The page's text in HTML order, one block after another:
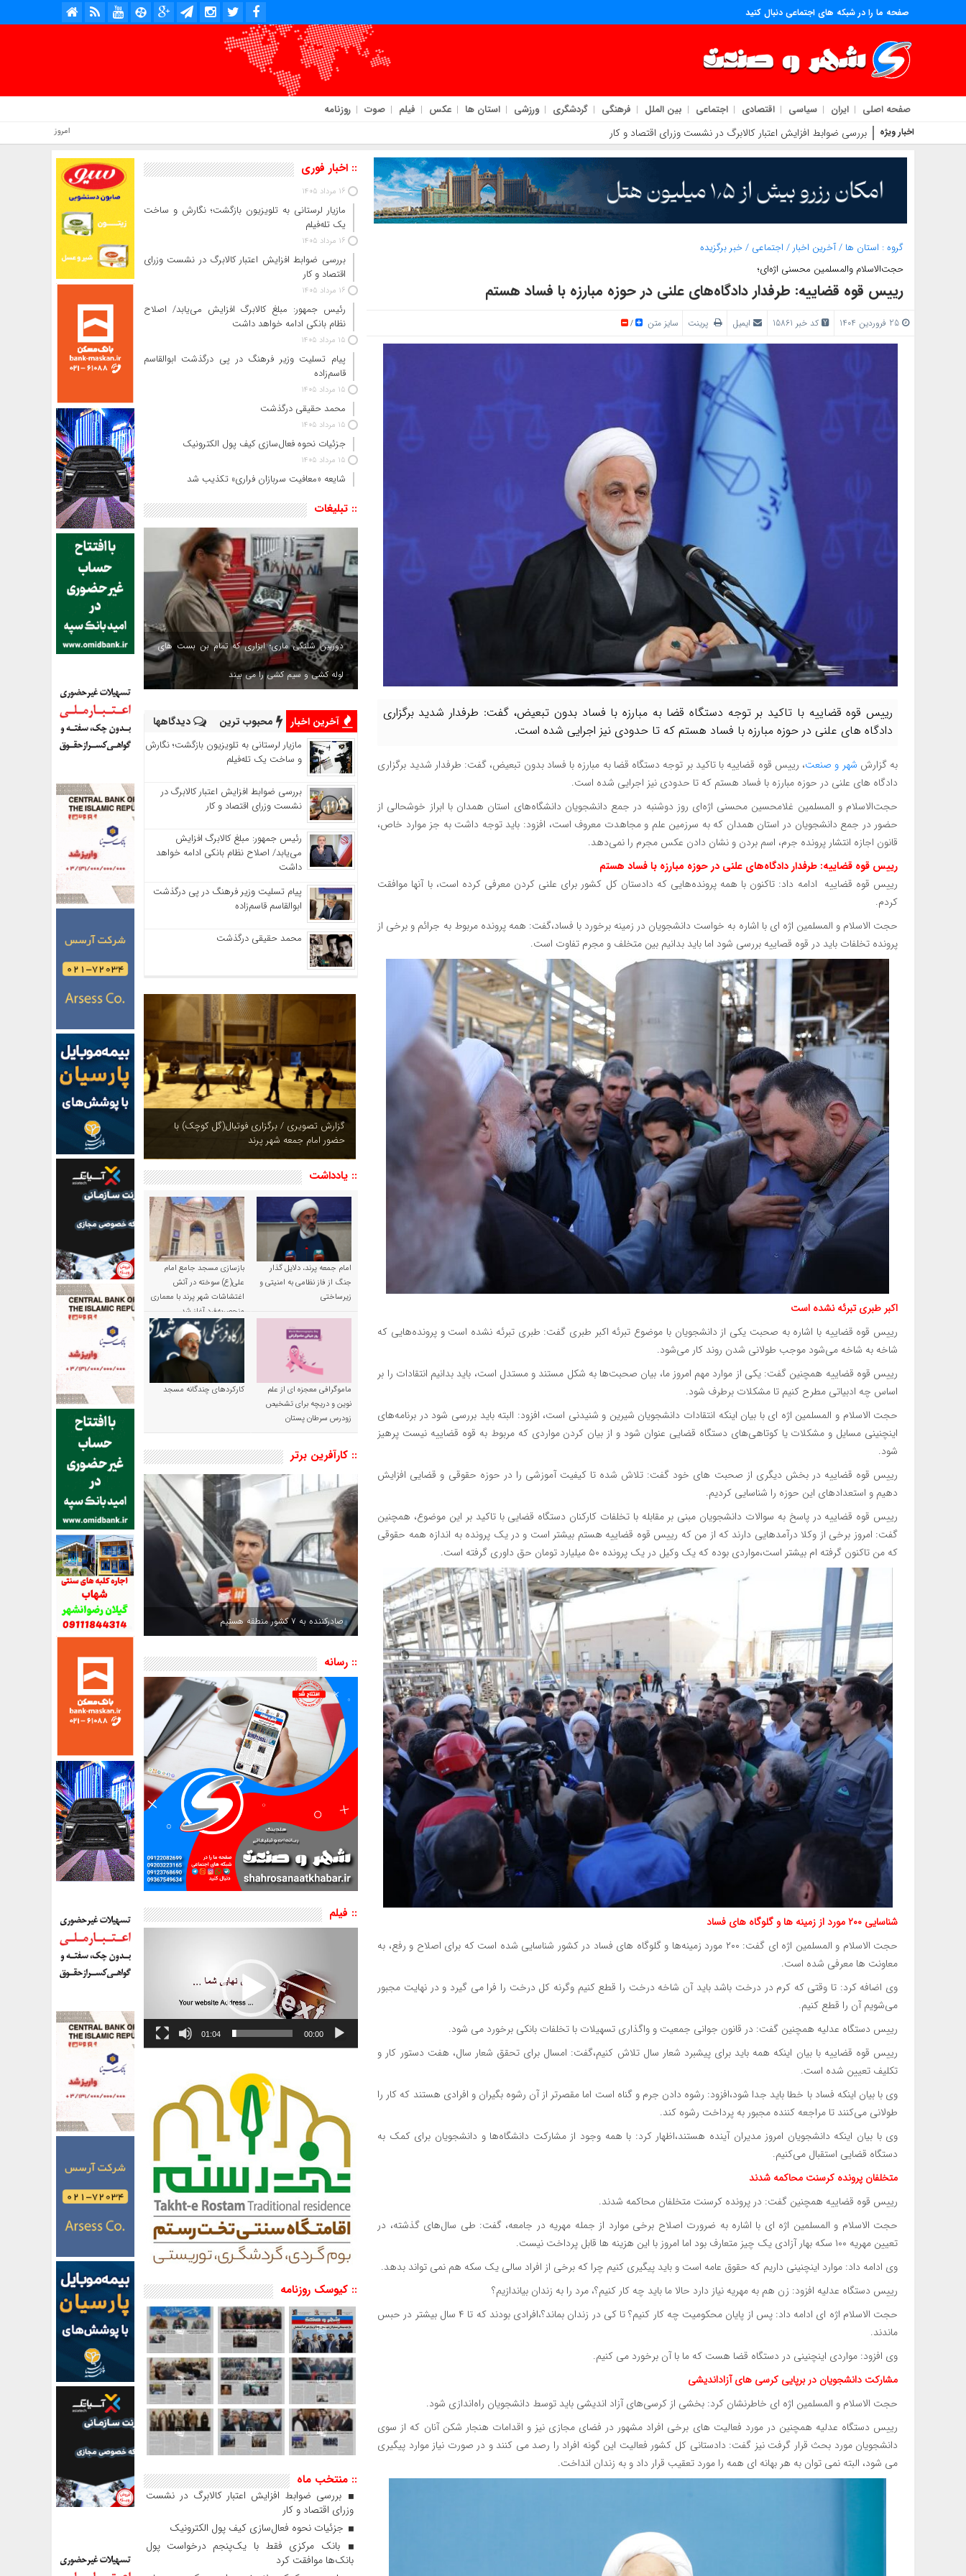
صفحه ما را در شبکه های اجتماعی دنبال کنید
صفحه اصلی ایران سیاسی اقتصادی اجتماعی بین الملل فرهنگی گردشگری ورزشی استان ها عکس فیلم صوت روزنامه
اخبار ویژه بررسی ضوابط افزایش اعتبار کالابرگ در نشست وزرای اقتصاد و کار
گروه : استان ها /آخرین اخبار / اجتماعی /خبر برگزیده
حجت‌الاسلام والمسلمین محسنی اژه‌ای؛
رییس قوه قضاییه: طرفدار دادگاه‌های علنی در حوزه مبارزه با فساد هستم
کد خبر 15861 ایمیل پرینت سایز متن /
رییس قوه قضاییه با تاکید بر توجه دستگاه قضا به مبارزه با فساد بدون تبعیض، گفت: طرفدار شدید برگزاری
دادگاه های علنی در حوزه مبارزه با فساد هستم که تا حدودی نیز اجرایی شده است.
به گزارش شهر و صنعت، رییس قوه قضاییه با تاکید بر توجه دستگاه قضا به مبارزه با فساد بدون تبعیض، گفت: طرفدار شدید برگزاری
دادگاه های علنی در حوزه مبارزه با فساد هستم که تا حدودی نیز اجرایی شده است.
حجت‌الاسلام و المسلمین غلامحسین محسنی اژه‌ای روز دوشنبه در جمع دانشجویان دانشگاه‌های استان همدان با ابراز خوشحالی از
حضور در جمع دانشجویان در استان همدان که به سرزمین علم و مجاهدت معروف است، افزود: باید توجه داشت به جز موارد خاص،
قانون اجازه انتشار پرونده جرم، اسم بردن و نشان دادن عکس مجرم را نمی‌دهد.
رییس قوه قضاییه: طرفدار دادگاه‌های علنی در حوزه مبارزه با فساد هستم
رییس قوه قضاییه ادامه داد: تاکنون با همه پرونده‌هایی که دادستان کل کشور برای علنی کردن معرفی کرده است، با آنها موافقت
کردم.
حجت الاسلام و المسلمین اژه ای با اشاره به خواست دانشجویان در زمینه برخورد با فساد،گفت: همه پرونده مربوط به جرائم و برخی از
پرونده تخلفات باید در قوه قصاییه بررسی شود اما باید بدانیم بین متخلف و مجرم تفاوت است‌.
اکبر طبری تبرئه نشده است
رییس قوه قضاییه با اشاره به صحبت یکی از دانشجویان با موضوع تبرئه اکبر طبری گفت: طبری تبرئه نشده است و پرونده‌هایی که
شاخه به شاخه می‌شود موجب طولانی شدن روند کار می‌شود.
رییس قوه قضاییه همچنین گفت: یکی از موارد مهم امروز ما، بیان صحبت‌ها به شکل مستند و مستدل است، باید بدانیم انتقادات را بر
اساس چه ادبیاتی مطرح کنیم تا مشکلات برطرف شود.
حجت الاسلام و المسلمین اژه ای با بیان اینکه انتقادات دانشجویان شیرین و شنیدنی است، افزود: البته باید بررسی شود در برنامه‌های
اینچنینی مسایل و مشکلات یا کوتاهی‌های دستگاه قضایی عنوان شود و از بیان کردن مواردی که مربوط به قوه قضاییه نیست پرهیز
شود.
رییس قوه قضاییه در بخش دیگری از صحبت های خود گفت: تلاش شده تا کیفیت آموزشی را در حوزه حقوقی و قضایی افزایش
دهیم و استعدادهای این حوزه را شناسایی کردیم.
رییس قوه قضاییه در پاسخ به سوالات دانشجویان مبنی بر مقابله با تخلفات کارکنان دستگاه قضایی با تاکید بر این موضوع، همچنین
گفت: امروز برخی از وکلا درآمدهایی دارند که از من که رییس قوه قضاییه هستم بیشتر است و در یک پرونده به اندازه همه حقوقی
که من تاکنون گرفته ام بیشتر است،مواردی بوده که یک وکیل در یک پرونده ۵۰ میلیارد تومان حق داوری گرفته است.
شناسایی ۲۰۰ مورد از زمینه ها و گلوگاه های فساد
حجت الاسلام و المسلمین اژه ای گفت: ۲۰۰ مورد زمینه‌ها و گلوگاه های فساد در کشور شناسایی شده است که برای اصلاح و رفع، به
معاونت ها معرفی شده است.
وی اضافه کرد: تا وقتی که کرم در درخت باشد باید آن شاخه درخت را قطع کنیم وگرنه کل درخت را فرا می گیرد و در نهایت مجبور
می‌شویم آن را قطع کنیم.
رییس دستگاه عدلیه همچنین گفت: در قانون جوانی جمعیت و واگذاری تسهیلات با تخلفات بانکی برخورد می شود.
رییس قوه قضاییه با بیان اینکه همه باید برای پیشبرد شعار سال تلاش کنیم،گفت: امسال برای تحقق شعار سال، هفت دستور کار و
تکلیف تعیین شده است.
وی با بیان اینکه فساد با خطا باید جدا شود،افزود: رشوه دادن جرم و گناه است اما مقصرتر از آن رشوه بگیران و افرادی هستند که کار را
طولانی می‌کنند تا مراجعه کننده مجبور به پرداخت رشوه کند.
وی با بیان اینکه دانشجویان امروز مدیران آینده هستند،اظهار کرد: با همه وجود از مشارکت دانشگاه‌ها و دانشجویان برای کمک به
دستگاه قضایی استقبال می‌کنیم.
متخلفان پرونده کرسنت محاکمه شدند
رییس قوه قضاییه همچنین گفت: در پرونده کرسنت متخلفان محاکمه شدند.
حجت الاسلام و المسلمین اژه ای با اشاره به ضرورت اصلاح برخی موارد از جمله مهریه در جامعه، گفت: طی سال‌های گذشته، در
تعیین مهریه ۱۰۰ سکه بهار آزادی یک چیز متعارف بود اما امروز با این هزینه ها قابل پرداخت نیست.
وی ادامه داد: موارد اینچنینی داریم که حقوق عامه است و باید پیگیری کنیم چرا که برخی از افراد سالی یک سکه هم نمی تواند بدهد.
رییس دستگاه عدلیه افزود: زن هم به مهریه نیاز دارد حالا ما باید چه کار کنیم؟، مرد را به زندان بیاندازیم؟
حجت الاسلام اژه ای ادامه داد: پس از پایان محکومیت چه کار کنیم؟ تا کی در زندان بماند؟،افرادی بودند که تا ۴ سال بیشتر در حبس
ماندند.
وی افزود: مواردی اینچنینی در دستگاه قضا هست که ما با آن برخورد می کنیم.
مشارکت دانشجویان در برپایی کرسی های آزاداندیشی
حجت الاسلام و المسلمین اژه ای خاطرنشان کرد: بخشی از کرسی‌های آزاد اندیشی باید توسط دانشجویان راه‌اندازی شود.
رییس دستگاه عدلیه همچنین در مورد فعالیت های برخی افراد مشهور در فضای مجازی نیز و اقدامات هنجار شکن آنان که از سوی
دانشجویان مورد بحث قرار گرفت نیز گفت: دادستانی کل کشور فعالیت این گونه افراد را رصد می کنند و در صورت نیاز موارد پیگیری
می شود، البته نمی توان به هر بهانه ای همه را مورد تعقیب قرار داد و به زندان انداخت.
:: اخبار فوری
16 مرداد 1405
مازیار لرستانی به تلویزیون بازگشت؛ نگارش و ساخت
یک تله‌فیلم
16 مرداد 1405
بررسی ضوابط افزایش اعتبار کالابرگ در نشست وزرای
اقتصاد و کار
16 مرداد 1405
رئیس‌ جمهور: مبلغ کالابرگ افزایش می‌یابد/ اصلاح
نظام بانکی ادامه خواهد داشت
15 مرداد 1405
پیام تسلیت وزیر فرهنگ در پی درگذشت ابوالقاسم
قاسم‌زاده
15 مرداد 1405
محمد حقیقی درگذشت
15 مرداد 1405
جزئیات نحوه فعال‌سازی کیف پول الکترونیک
15 مرداد 1405
شایعه «معافیت سربازان فراری» تکذیب شد
:: تبلیغات
دوربین شلنگی ماری؛ ابزاری که تمام بن بست های
لوله کشی و سیم کشی را می بیند
آخرین اخبار محبوب ترین دیدگاهها
مازیار لرستانی به تلویزیون بازگشت؛ نگارش
و ساخت یک تله‌فیلم
بررسی ضوابط افزایش اعتبار کالابرگ در
نشست وزرای اقتصاد و کار
رئیس‌ جمهور: مبلغ کالابرگ افزایش
می‌یابد/ اصلاح نظام بانکی ادامه خواهد
داشت
پیام تسلیت وزیر فرهنگ در پی درگذشت
ابوالقاسم قاسم‌زاده
محمد حقیقی درگذشت
چشم نوازی بوستان های شهر پرند در فصل بهار +
تصاویر
:: یادداشت
امام جمعه پرند، دلایل گذار
جنگ از فاز نظامی به امنیتی و
زیرساختی
بازسازی مسجد جامع امام
علی(ع) سوخته در آتش
اغتشاشات شهر پرند با معماری
منحصربه‌فرد آغاز شد
ماموگرافی معجزه ای از علم
نوین و دریچه برای تشخیص
زودرس سرطان پستان
کارکردهای چندگانه مسجد
:: کارآفرین برتر
صادرکننده به ۷ کشور منطقه هستیم
:: رسانه
:: فیلم
نمایشگر
00:00
01:04
:: کیوسک روزنامه
:: منتخب ماه
بررسی ضوابط افزایش اعتبار کالابرگ در نشست
وزرای اقتصاد و کار
جزئیات نحوه فعال‌سازی کیف پول الکترونیک
بانک مرکزی فقط با یک‌‎پنجم درخواست پول
بانک‌ها موافقت کرد